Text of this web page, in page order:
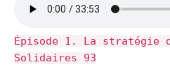
Épisode 1. La stratégie
Solidaires 93